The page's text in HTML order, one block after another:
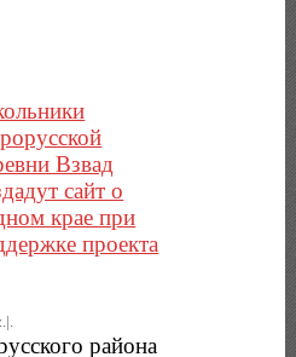
Взвад
сайт о
крае при
проекта
района